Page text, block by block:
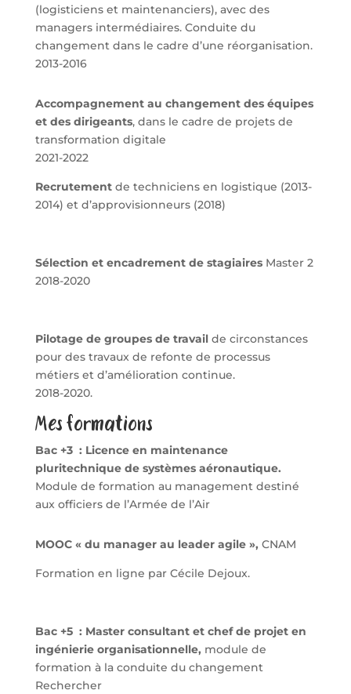
(logisticiens et maintenanciers), avec des
managers intermédiaires. Conduite du
changement dans le cadre d’une réorganisation.
2013-2016
Accompagnement au changement des équipes
et des dirigeants, dans le cadre de projets de
transformation digitale
2021-2022
Recrutement de techniciens en logistique (2013-
2014) et d’approvisionneurs (2018)
Sélection et encadrement de stagiairesMaster 2
2018-2020
Pilotage de groupes de travailde circonstances
pour des travaux de refonte de processus
métiers et d’amélioration continue.
2018-2020.
Mes formations
Bac +3 : Licence en maintenance
pluritechnique de systèmes aéronautique.
Module de formation au management destiné
aux officiers de l’Armée de l’Air
MOOC « du manager au leader agile », CNAM
Formation en ligne par Cécile Dejoux.
Bac +5 : Master consultant et chef de projet en
ingénierie organisationnelle, module de
formation à la conduite du changement
Rechercher